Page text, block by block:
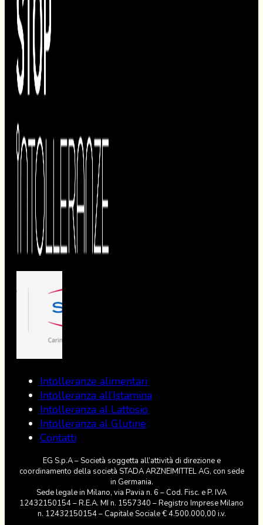
DIAGNOSI
La diagnosi è essenziale per distinguere la celiachia
dalla sensibilità al glutine.
SCOPRI DI PIÙ »
REAZIONI
Le reazioni al glutine sono molto diverse, includendo
sia sintomi digestivi sia manifestazioni sistemiche.
SCOPRI DI PIÙ »
Intolleranze alimentari
Intolleranza all’Istamina
Intolleranza al Lattosio
Intolleranza al Glutine
Contatti
EG S.p.A – Società soggetta all’attività di direzione e
coordinamento della società STADA ARZNEIMITTEL AG, con sede
in Germania.
Sede legale in Milano, via Pavia n. 6 – Cod. Fisc. e P. IVA
12432150154 – R.E.A. MI n. 1557340 – Registro Imprese Milano
n. 12432150154 – Capitale Sociale € 4.500.000,00 i.v.